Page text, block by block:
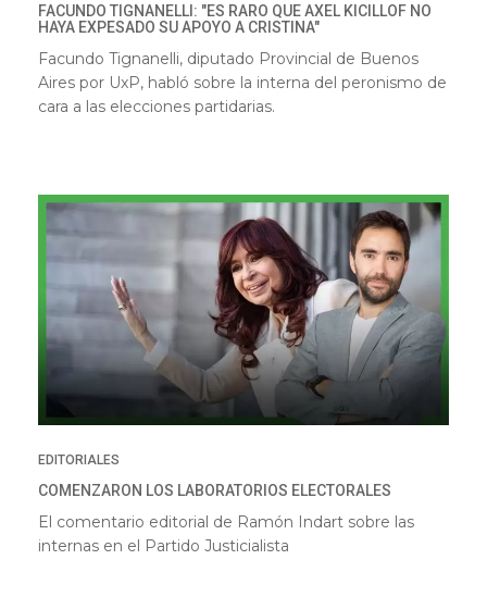
FACUNDO TIGNANELLI: "ES RARO QUE AXEL KICILLOF NO
HAYA EXPESADO SU APOYO A CRISTINA"
Facundo Tignanelli, diputado Provincial de Buenos
Aires por UxP, habló sobre la interna del peronismo de
cara a las elecciones partidarias.
EDITORIALES
COMENZARON LOS LABORATORIOS ELECTORALES
El comentario editorial de Ramón Indart sobre las
internas en el Partido Justicialista